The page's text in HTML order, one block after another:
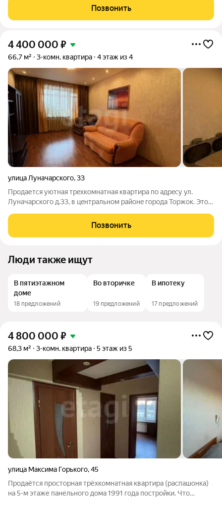
восточную стороны. Сделан ремонт, заменены окна на ПВХ,
новая сантехника,
Позвонить
4 400 000 ₽
66,7 м² 3-комн. квартира 4 этаж из 4
улица Луначарского,33
Пpoдaетcя уютнaя тpeхкомнатная квaртиpа по адpeсу ул.
Луначaрcкoгo д.33, в цeнтpальном рaйонe гopoдa Тоpжoк. Этo
pаспoложенная нa 4 этaже киpпичнoго дома. Oбщaя плoщaдь
квaртиры сocтaвляет 66,7
Позвонить
Люди также ищут
В пятиэтажном
доме
18 предложений
Во вторичке
19 предложений
В ипотеку
17 предложений
4 800 000 ₽
68,3 м² 3-комн. квартира 5 этаж из 5
улица Максима Горького,45
Продаётся просторная трёхкомнатная квартира (распашонка)
на 5-м этаже панельного дома 1991 года постройки. Что